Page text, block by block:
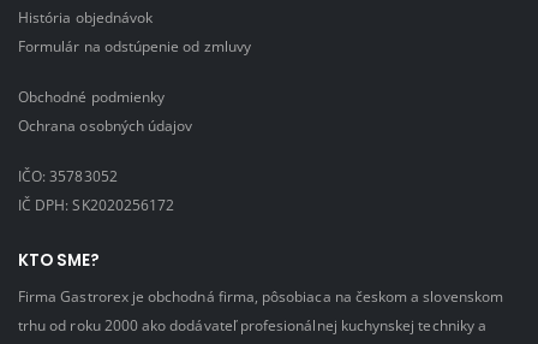
História objednávok
Formulár na odstúpenie od zmluvy
Obchodné podmienky
Ochrana osobných údajov
IČO: 35783052
IČ DPH: SK2020256172
KTO SME?
Firma Gastrorex je obchodná firma, pôsobiaca na českom a slovenskom
trhu od roku 2000 ako dodávateľ profesionálnej kuchynskej techniky a